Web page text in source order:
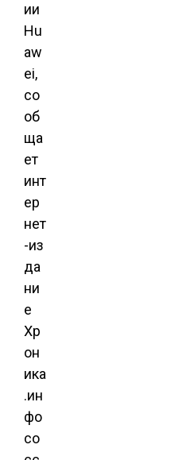
ии
Hu
aw
ei,
со
об
ща
ет
инт
ер
нет
-из
да
ни
е
Хр
он
ика
.ин
фо
со